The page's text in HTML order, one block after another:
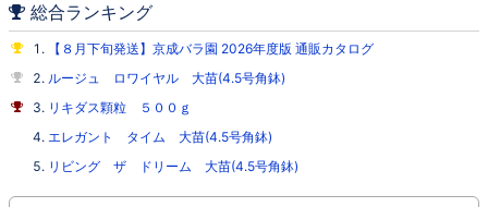
総合ランキング
【８月下旬発送】京成バラ園 2026年度版 通販カタログ
ルージュ ロワイヤル 大苗(4.5号角鉢)
リキダス顆粒 ５００ｇ
エレガント タイム 大苗(4.5号角鉢)
リビング ザ ドリーム 大苗(4.5号角鉢)